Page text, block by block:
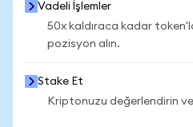
Vadeli İşlemler
50x kaldıraca kadar
pozisyon alın.
Stake Et
Kriptonuzu değerlendirin